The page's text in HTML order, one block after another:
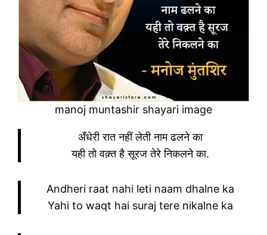
manoj muntashir shayari image
अँधेरी रात नहीं लेती नाम ढलने का
यही तो वक़्त है सूरज तेरे निकलने का.
Andheri raat nahi leti naam dhalne ka
Yahi to waqt hai suraj tere nikalne ka